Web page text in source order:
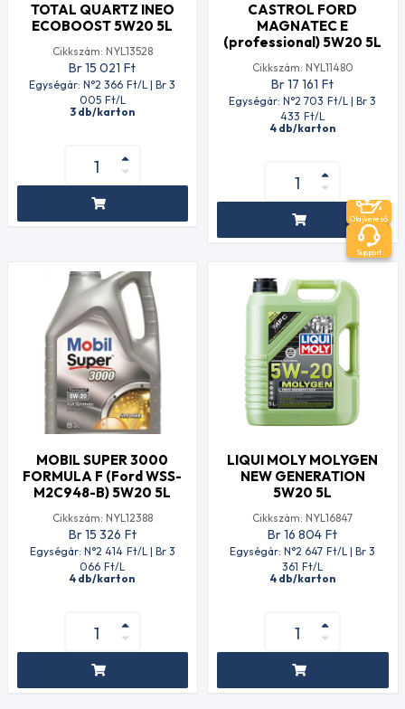
TOTAL QUARTZ INEO
ECOBOOST 5W20 5L
Cikkszám: NYL13528
Br 15 021 Ft
Egységár: N°2 366 Ft/L | Br 3
005 Ft/L
3 db/karton
CASTROL FORD
MAGNATEC E
(professional) 5W20 5L
Cikkszám: NYL11480
Br 17 161 Ft
Egységár: N°2 703 Ft/L | Br 3
433 Ft/L
4 db/karton
MOBIL SUPER 3000
FORMULA F (Ford WSS-
M2C948-B) 5W20 5L
Cikkszám: NYL12388
Br 15 326 Ft
Egységár: N°2 414 Ft/L | Br 3
066 Ft/L
4 db/karton
LIQUI MOLY MOLYGEN
NEW GENERATION
5W20 5L
Cikkszám: NYL16847
Br 16 804 Ft
Egységár: N°2 647 Ft/L | Br 3
361 Ft/L
4 db/karton
Olajkereső
Support